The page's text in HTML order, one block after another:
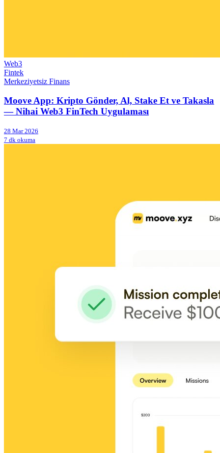
Web3
Fintek
Merkeziyetsiz Finans
Moove App: Kripto Gönder, Al, Stake Et ve Takasla
— Nihai Web3 FinTech Uygulaması
28 Mar 2026
7 dk okuma